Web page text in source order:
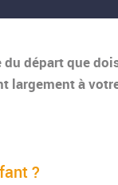
départ que
largement à
?